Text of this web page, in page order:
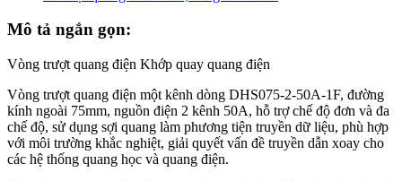
Mô tả ngắn gọn:
Vòng trượt quang điện Khớp quay quang điện
Vòng trượt quang điện một kênh dòng DHS075-2-50A-1F, đường
kính ngoài 75mm, nguồn điện 2 kênh 50A, hỗ trợ chế độ đơn và đa
chế độ, sử dụng sợi quang làm phương tiện truyền dữ liệu, phù hợp
với môi trường khắc nghiệt, giải quyết vấn đề truyền dẫn xoay cho
các hệ thống quang học và quang điện.